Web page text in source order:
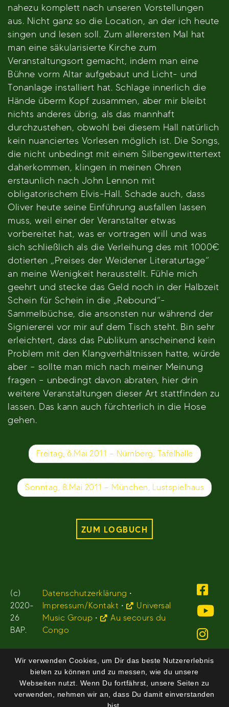
nahezu komplett nach unseren Vorstellungen
aus. Nicht ganz so die Location, an der ich heute
singen und lesen soll. Zum allerersten Mal hat
man eine säkularisierte Kirche zum
Veranstaltungsort gemacht, indem man eine
Bühne vorm Altar aufgebaut und Licht- und
Tonanlage installiert hat. Schlage innerlich die
Hände überm Kopf zusammen, aber mir bleibt
nichts anderes übrig, als das mannhaft
durchzustehen, obwohl bei diesem Hall natürlich
kein nuanciertes Vorlesen möglich ist. Die Songs,
die nicht unbedingt mit einem Silbengewittertext
daherkommen, klingen in meinen Ohren
erstaunlich nach John Lennon mit
obligatorischem Elvis-Hall. Schade auch, dass
Oliver heute seine Einführung ausfallen lassen
muss, weil einer der Veranstalter etwas
vorbereitet hat, was er vortragen will und was
sich schließlich als die Verleihung des mit 1000€
dotierten „Preises der Weidener Literaturtage“
an meine Wenigkeit herausstellt. Fühle mich
geehrt und stecke das Geld noch in der Halbzeit
Schein für Schein in die „Rebound“-
Sammelbüchse, die ansonsten nur während der
Signiererei vor mir auf dem Tisch steht. Bin sehr
erleichtert, dass das Publikum anscheinend kein
Problem mit den Klangverhältnissen hatte, würde
aber – sollte man mich nach meiner Meinung
fragen – unbedingt davon abraten, hier drin
weitere Veranstaltungen dieser Art stattfinden zu
lassen. Das kann auch fürchterlich in die Hose
gehen.
Beitragsnavigation
Freitag, 6.Mai 2011 – Nürnberg, Tafelhalle
Sonntag, 8.Mai 2011 – München, Lustspielhaus
ZUM LOGBUCH
(c)
2020-
26
BAP.
Datenschutzerklärung •
Impressum/Kontakt •
Universal
Music Group •
Au secours du
Congo
Wir verwenden Cookies, um Dir das beste Nutzererlebnis
bieten zu können und zu messen, wie du unsere
Webseiten nutzt. Wenn Du fortfährst, unsere Seiten zu
verwenden, nehmen wir an, dass Du damit einverstanden
bist.